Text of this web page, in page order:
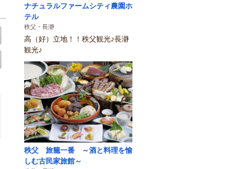
ナチュラルファームシティ農園ホ
テル
秩父・長瀞
高（好）立地！！秩父観光♪長瀞
観光♪
秩父 旅籠一番 ～酒と料理を愉
しむ古民家旅館～